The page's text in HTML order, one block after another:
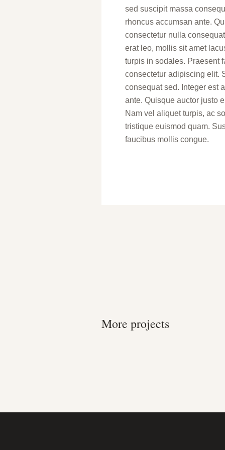
sed suscipit massa
rhoncus accumsan ante.
consectetur nulla
erat leo, mollis sit amet
turpis in sodales. Praesent
consectetur adipiscing elit.
consequat sed. Integer est
ante. Quisque auctor justo
Nam vel aliquet turpis, ac
tristique euismod quam.
faucibus mollis congue.
More projects